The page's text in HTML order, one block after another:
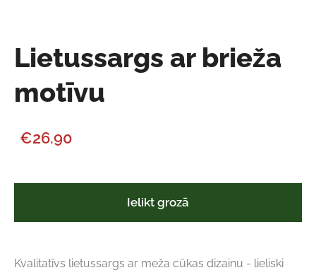
Lietussargs ar brieža
motīvu
€26.90
Ielikt grozā
Kvalitatīvs lietussargs ar meža cūkas dizainu - lieliski